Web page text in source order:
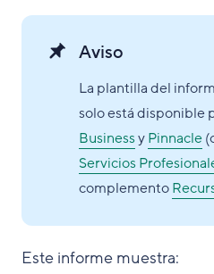
Aviso
La plantilla del
solo está disponible
BusinessyPinnacle
Servicios
complemento
Este informe muestra: